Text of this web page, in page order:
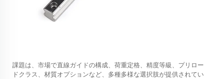
課題は、市場で直線ガイドの構成、荷重定格、精度等級、プリロー
ドクラス、材質オプションなど、多種多様な選択肢が提供されてい